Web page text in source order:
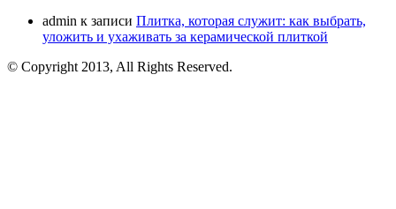
admin к записи Плитка, которая служит: как выбрать,
уложить и ухаживать за керамической плиткой
© Copyright 2013, All Rights Reserved.